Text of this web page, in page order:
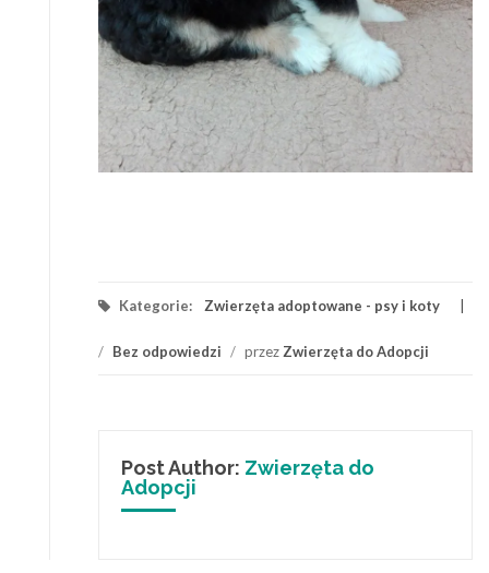
Kategorie: Zwierzęta adoptowane - psy i koty
/ Bez odpowiedzi / przezZwierzęta do Adopcji
Post Author: Zwierzęta do
Adopcji